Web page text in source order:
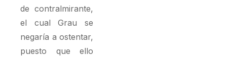
de contralmirante,
el cual Grau se
negaría a ostentar,
puesto que ello